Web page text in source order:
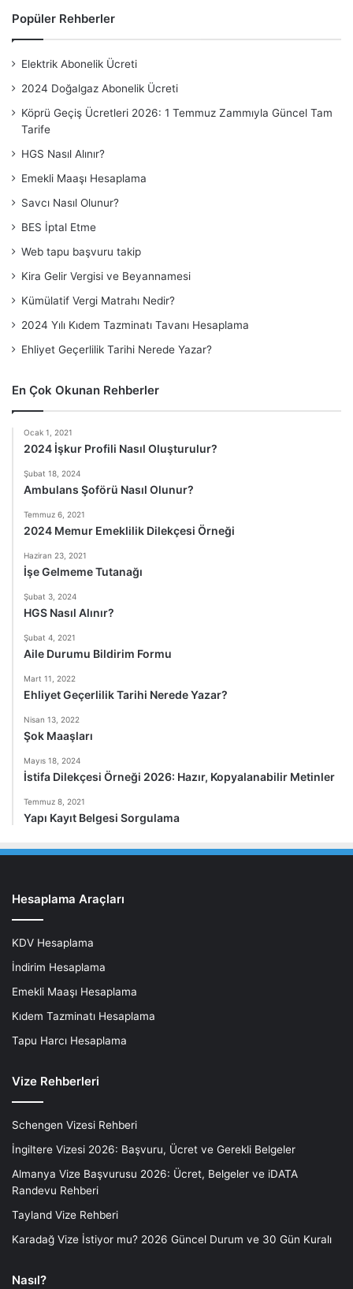
Popüler Rehberler
Elektrik Abonelik Ücreti
2024 Doğalgaz Abonelik Ücreti
Köprü Geçiş Ücretleri 2026: 1 Temmuz Zammıyla Güncel Tam
Tarife
HGS Nasıl Alınır?
Emekli Maaşı Hesaplama
Savcı Nasıl Olunur?
BES İptal Etme
Web tapu başvuru takip
Kira Gelir Vergisi ve Beyannamesi
Kümülatif Vergi Matrahı Nedir?
2024 Yılı Kıdem Tazminatı Tavanı Hesaplama
Ehliyet Geçerlilik Tarihi Nerede Yazar?
En Çok Okunan Rehberler
Ocak 1, 2021
2024 İşkur Profili Nasıl Oluşturulur?
Şubat 18, 2024
Ambulans Şoförü Nasıl Olunur?
Temmuz 6, 2021
2024 Memur Emeklilik Dilekçesi Örneği
Haziran 23, 2021
İşe Gelmeme Tutanağı
Şubat 3, 2024
HGS Nasıl Alınır?
Şubat 4, 2021
Aile Durumu Bildirim Formu
Mart 11, 2022
Ehliyet Geçerlilik Tarihi Nerede Yazar?
Nisan 13, 2022
Şok Maaşları
Mayıs 18, 2024
İstifa Dilekçesi Örneği 2026: Hazır, Kopyalanabilir Metinler
Temmuz 8, 2021
Yapı Kayıt Belgesi Sorgulama
Hesaplama Araçları
KDV Hesaplama
İndirim Hesaplama
Emekli Maaşı Hesaplama
Kıdem Tazminatı Hesaplama
Tapu Harcı Hesaplama
Vize Rehberleri
Schengen Vizesi Rehberi
İngiltere Vizesi 2026: Başvuru, Ücret ve Gerekli Belgeler
Almanya Vize Başvurusu 2026: Ücret, Belgeler ve iDATA
Randevu Rehberi
Tayland Vize Rehberi
Karadağ Vize İstiyor mu? 2026 Güncel Durum ve 30 Gün Kuralı
Nasıl?